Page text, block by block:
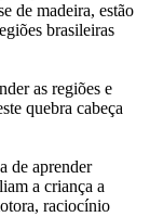
de madeira, estão
brasileiras
as regiões e
quebra cabeça
de aprender
a criança a
raciocínio